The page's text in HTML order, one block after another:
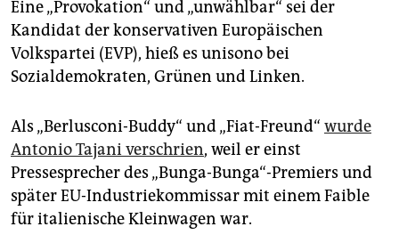
abo
genossenschaft
Eine „Provokation“ und „unwählbar“ sei der
Kandidat der konservativen Europäischen
Volkspartei (EVP), hieß es unisono bei
Sozialdemokraten, Grünen und Linken.
Als „Berlusconi-Buddy“ und „Fiat-Freund“ wurde
Antonio Tajani verschrien, weil er einst
Pressesprecher des „Bunga-Bunga“-Premiers und
später EU-Industriekommissar mit einem Faible
für italienische Kleinwagen war.